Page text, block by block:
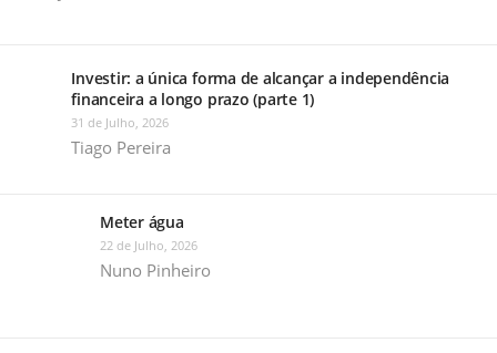
Investir: a única forma de alcançar a independência
financeira a longo prazo (parte 1)
31 de Julho, 2026
Tiago Pereira
Meter água
22 de Julho, 2026
Nuno Pinheiro